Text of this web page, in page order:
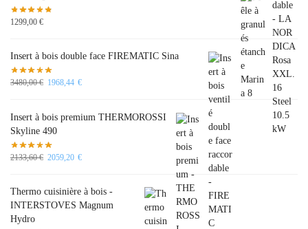
1299,00 €
Insert à bois double face FIREMATIC Sina
3480,00€ 1968,44 €
Insert à bois premium THERMOROSSI
Skyline 490
2133,60€ 2059,20 €
Thermo cuisinière à bois -
INTERSTOVES Magnum
Hydro